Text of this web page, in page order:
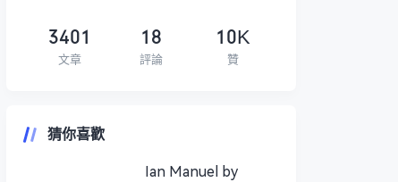
3401
文章
18
評論
10K
贊
猜你喜歡
Ian Manuel by